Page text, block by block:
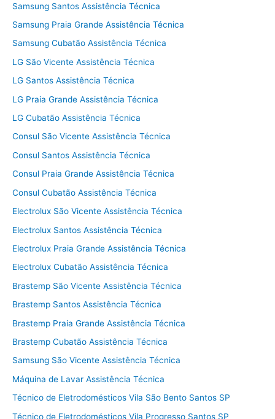
Samsung Santos Assistência Técnica
Samsung Praia Grande Assistência Técnica
Samsung Cubatão Assistência Técnica
LG São Vicente Assistência Técnica
LG Santos Assistência Técnica
LG Praia Grande Assistência Técnica
LG Cubatão Assistência Técnica
Consul São Vicente Assistência Técnica
Consul Santos Assistência Técnica
Consul Praia Grande Assistência Técnica
Consul Cubatão Assistência Técnica
Electrolux São Vicente Assistência Técnica
Electrolux Santos Assistência Técnica
Electrolux Praia Grande Assistência Técnica
Electrolux Cubatão Assistência Técnica
Brastemp São Vicente Assistência Técnica
Brastemp Santos Assistência Técnica
Brastemp Praia Grande Assistência Técnica
Brastemp Cubatão Assistência Técnica
Samsung São Vicente Assistência Técnica
Máquina de Lavar Assistência Técnica
Técnico de Eletrodomésticos Vila São Bento Santos SP
Técnico de Eletrodomésticos Vila Progresso Santos SP